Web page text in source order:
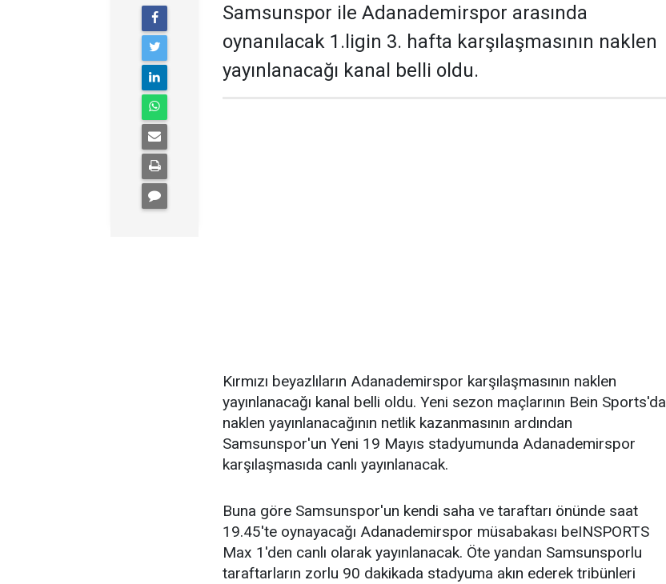
Samsunspor ile Adanademirspor arasında
oynanılacak 1.ligin 3. hafta karşılaşmasının naklen
yayınlanacağı kanal belli oldu.
Kırmızı beyazlıların Adanademirspor karşılaşmasının naklen
yayınlanacağı kanal belli oldu. Yeni sezon maçlarının Bein Sports'da
naklen yayınlanacağının netlik kazanmasının ardından
Samsunspor'un Yeni 19 Mayıs stadyumunda Adanademirspor
karşılaşmasıda canlı yayınlanacak.
Buna göre Samsunspor'un kendi saha ve taraftarı önünde saat
19.45'te oynayacağı Adanademirspor müsabakası beINSPORTS
Max 1'den canlı olarak yayınlanacak. Öte yandan Samsunsporlu
taraftarların zorlu 90 dakikada stadyuma akın ederek tribünleri